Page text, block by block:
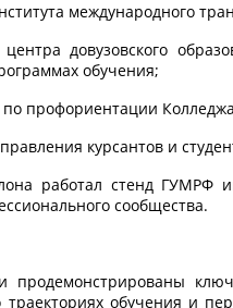
международного
центра довузовского
обучения;
по профориентации
курсантов и
работал стенд ГУМРФ
сообщества.
траекториях обучения и